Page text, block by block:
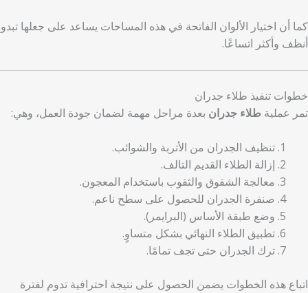
كما أن اختيار الألوان الفاتحة في هذه المساحات يساعد على جعلها تبدو
أنظف وأكثر اتساعًا.
خطوات تنفيذ طلاء جدران
تمر عملية طلاء جدران بعدة مراحل مهمة لضمان جودة العمل، وهي:
تنظيف الجدران من الأتربة والشوائب.
إزالة الطلاء القديم التالف.
معالجة الشقوق والثقوب باستخدام المعجون.
صنفرة الجدران للحصول على سطح ناعم.
وضع طبقة الأساس (البرايمر).
تطبيق الطلاء النهائي بشكل متساوٍ.
ترك الجدران حتى تجف تمامًا.
اتباع هذه الخطوات يضمن الحصول على نتيجة احترافية تدوم لفترة